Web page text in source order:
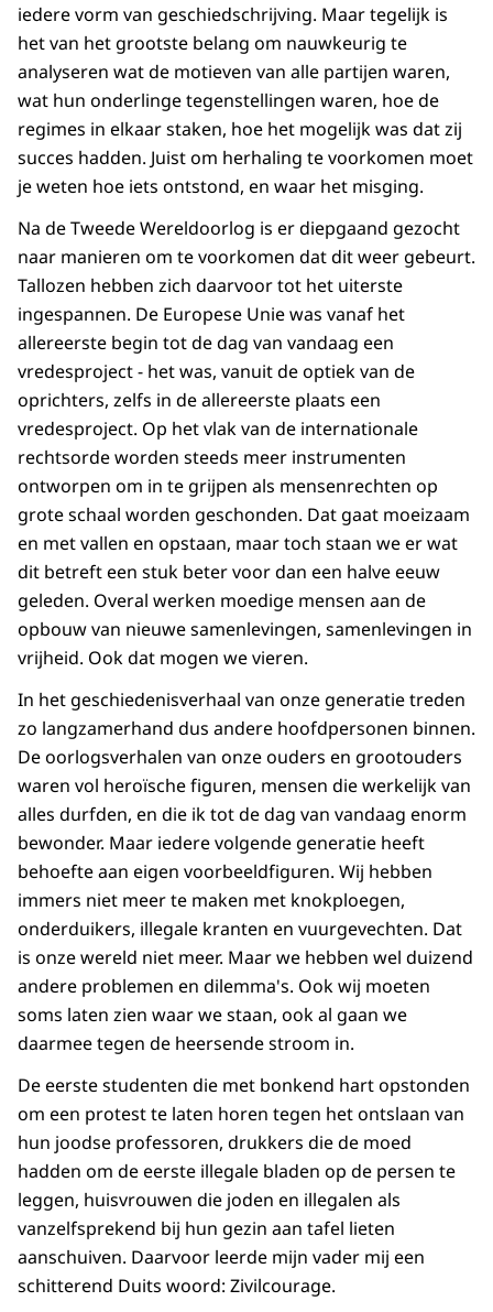
iedere vorm van ge­schied­schrijving. Maar tegelijk is
het van het grootste belang om nauwkeurig te
analyseren wat de motieven van alle partijen waren,
wat hun onderlinge tegenstellingen waren, hoe de
regimes in elkaar staken, hoe het mogelijk was dat zij
succes hadden. Juist om herhaling te voorko­men moet
je weten hoe iets ontstond, en waar het misging.
Na de Tweede Wereldoorlog is er diepgaand gezocht
naar manieren om te voorkomen dat dit weer gebeurt.
Tallozen hebben zich daarvoor tot het uiterste
ingespannen. De Europese Unie was vanaf het
allereerste begin tot de dag van vandaag een
vredesproject - het was, vanuit de optiek van de
oprichters, zelfs in de allereerste plaats een
vredesproject. Op het vlak van de internationale
rechtsorde worden steeds meer instrumenten
ontworpen om in te grijpen als mensenrechten op
grote schaal worden geschonden. Dat gaat moeizaam
en met vallen en opstaan, maar toch staan we er wat
dit betreft een stuk beter voor dan een halve eeuw
geleden. Overal werken moedige mensen aan de
opbouw van nieuwe samenlevingen, samenlevingen in
vrijheid. Ook dat mogen we vieren.
In het geschiedenisverhaal van onze generatie treden
zo langzamerhand dus andere hoofdpersonen binnen.
De oorlogsverhalen van onze ouders en grootouders
waren vol heroïsche figuren, mensen die werkelijk van
alles durfden, en die ik tot de dag van vandaag enorm
bewonder. Maar iedere volgende generatie heeft
behoefte aan eigen voorbeeldfiguren. Wij hebben
immers niet meer te maken met knok­ploe­gen,
onderduikers, illegale kranten en vuurge­vechten. Dat
is onze wereld niet meer. Maar we hebben wel duizend
andere proble­men en dilemma's. Ook wij moeten
soms laten zien waar we staan, ook al gaan we
daarmee tegen de heersende stroom in.
De eerste studen­ten die met bonkend hart opstonden
om een protest te laten horen tegen het ontslaan van
hun joodse professoren, drukkers die de moed
hadden om de eerste illegale bladen op de persen te
leggen, huisvrouwen die joden en illegalen als
vanzelfsprekend bij hun gezin aan tafel lieten
aanschuiven. Daarvoor leerde mijn vader mij een
schitterend Duits woord: Zivilcourage.